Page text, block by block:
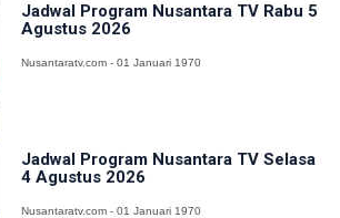
Jadwal Program Nusantara TV Rabu 5
Agustus 2026
Nusantaratv.com - 01 Januari 1970
Jadwal Program Nusantara TV Selasa
4 Agustus 2026
Nusantaratv.com - 01 Januari 1970